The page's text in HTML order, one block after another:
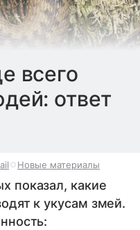
всего
ответ
Новые материалы
показал, какие
к укусам змей.